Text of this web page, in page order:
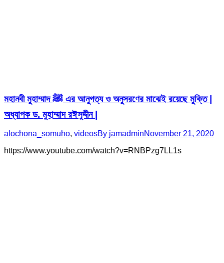
মহানবী মুহাম্মাদ ﷺ এর আনুগত্য ও অনুসরণের মাঝেই রয়েছে মুক্তি |
অধ্যাপক ড. মুহাম্মাদ রঈসুদ্দীন |
alochona_somuho, videosBy jamadminNovember 21, 2020
https://www.youtube.com/watch?v=RNBPzg7LL1s